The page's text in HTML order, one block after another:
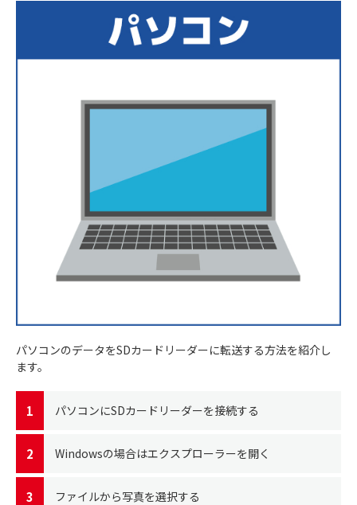
パソコンのデータをSDカードリーダーに転送する方法を紹介し
ます。
パソコンにSDカードリーダーを接続する
Windowsの場合はエクスプローラーを開く
ファイルから写真を選択する